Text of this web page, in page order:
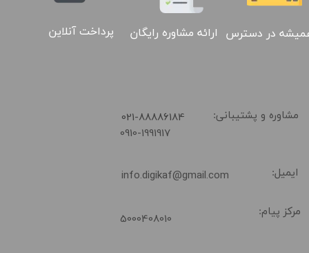
در دسترس ارائه مشاوره رایگان پرداخت آنلاین
مشاوره و پشتیبانی: ​021-88886184
info.digikaf@gmail.com ایمیل:
مرکز پیام: 5000408010
0910-1991917